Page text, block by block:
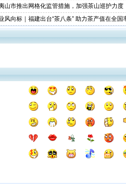
山市推出网格化监管措施，加强茶山巡护力度
风向标｜福建出台“茶八条” 助力茶产值在全国
亿目标！